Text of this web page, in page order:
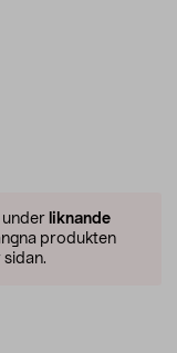
under liknande
produkten
sidan.